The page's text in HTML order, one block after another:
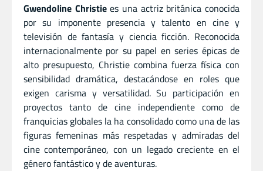
Gwendoline Christiees una actriz británica conocida
por su imponente presencia y talento en cine y
televisión de fantasía y ciencia ficción. Reconocida
internacionalmente por su papel en series épicas de
alto presupuesto, Christie combina fuerza física con
sensibilidad dramática, destacándose en roles que
exigen carisma y versatilidad. Su participación en
proyectos tanto de cine independiente como de
franquicias globales la ha consolidado como una de las
figuras femeninas más respetadas y admiradas del
cine contemporáneo, con un legado creciente en el
género fantástico y de aventuras.